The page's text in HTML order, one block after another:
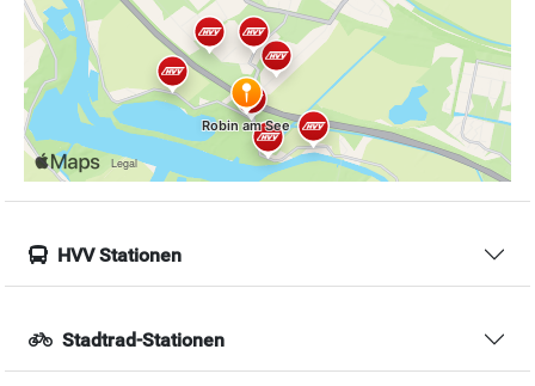
HVV Stationen
Stadtrad-Stationen